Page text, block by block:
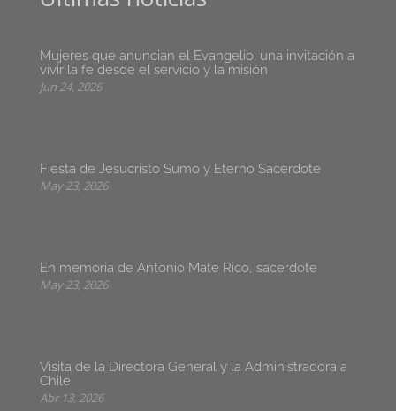
Mujeres que anuncian el Evangelio: una invitación a
vivir la fe desde el servicio y la misión
Jun 24, 2026
Fiesta de Jesucristo Sumo y Eterno Sacerdote
May 23, 2026
En memoria de Antonio Mate Rico, sacerdote
May 23, 2026
Visita de la Directora General y la Administradora a
Chile
Abr 13, 2026